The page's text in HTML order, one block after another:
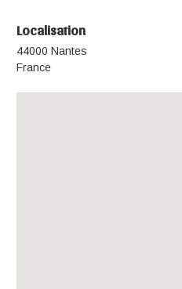
Localisation
44000 Nantes
France